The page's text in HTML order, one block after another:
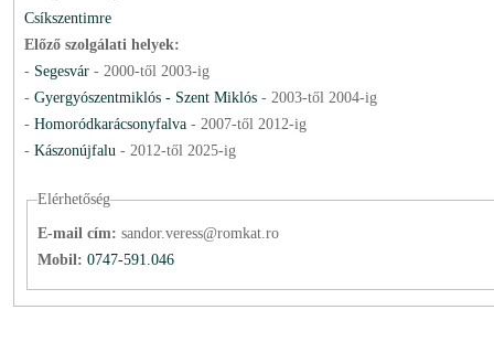
Csíkszentimre
Előző szolgálati helyek:
- Segesvár - 2000-től 2003-ig
- Gyergyószentmiklós - Szent Miklós- 2003-től 2004-ig
- Homoródkarácsonyfalva - 2007-től 2012-ig
- Kászonújfalu - 2012-től 2025-ig
Elérhetőség
E-mail cím: sandor.veress@romkat.ro
Mobil: 0747-591.046